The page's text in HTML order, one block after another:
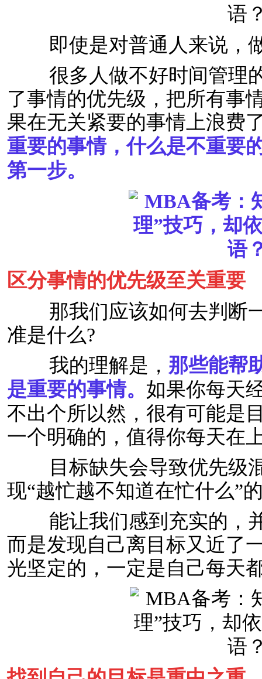
即使是对普通人来说，做
很多人做不好时间管理的
了事情的优先级，把所有事
果在无关紧要的事情上浪费
重要的事情，什么是不重要
第一步。
区分事情的优先级至关重要
那我们应该如何去判断一
准是什么?
我的理解是， 那些能帮
是重要的事情。 如果你每天
不出个所以然，很有可能是
一个明确的，值得你每天在
目标缺失会导致优先级
现“越忙越不知道在忙什么”
能让我们感到充实的，并
而是发现自己离目标又近了
光坚定的，一定是自己每天